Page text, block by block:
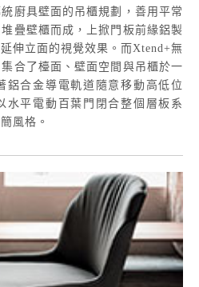
廚具壁面的吊櫃規劃，善用平常
疊壁櫃而成，上掀門板前緣鋁製
伸立面的視覺效果。而Xtend+無
合了檯面、壁面空間與吊櫃於一
鋁合金導電軌道隨意移動高低位
水平電動百葉門閉合整個層板系
風格。